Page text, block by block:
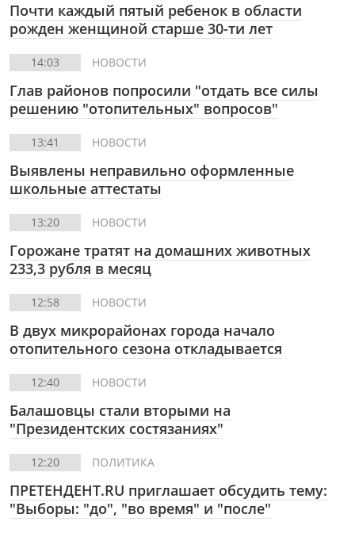
Почти каждый пятый ребенок в области
рожден женщиной старше 30-ти лет
14:03 НОВОСТИ
Глав районов попросили "отдать все силы
решению "отопительных" вопросов"
13:41 НОВОСТИ
Выявлены неправильно оформленные
школьные аттестаты
13:20 НОВОСТИ
Горожане тратят на домашних животных
233,3 рубля в месяц
12:58 НОВОСТИ
В двух микрорайонах города начало
отопительного сезона откладывается
12:40 НОВОСТИ
Балашовцы стали вторыми на
"Президентских состязаниях"
12:20 ПОЛИТИКА
ПРЕТЕНДЕНТ.RU приглашает обсудить тему:
"Выборы: "до", "во время" и "после"